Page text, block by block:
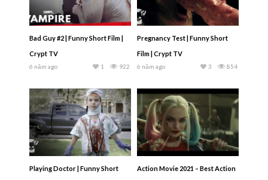
Bad Guy #2 | Funny Short Film |
Crypt TV
6 năm ago 922
1
Pregnancy Test | Funny Short
Film | Crypt TV
6 năm ago 854
3
Playing Doctor | Funny Short
Action Movie 2021 – Best Action